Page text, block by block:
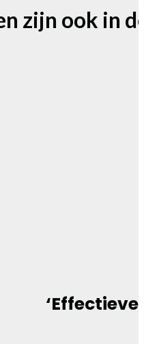
zijn ook in